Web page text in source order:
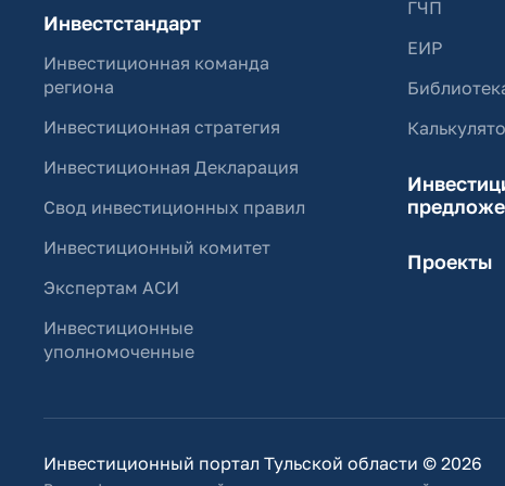
Инвестстандарт
Инвестиционная команда
региона
Инвестиционная стратегия
Инвестиционная Декларация
Свод инвестиционных правил
Инвестиционный комитет
Экспертам АСИ
Инвестиционные
уполномоченные
ГЧП
ЕИР
Проекты
Инвестиционный портал Тульской области © 2026